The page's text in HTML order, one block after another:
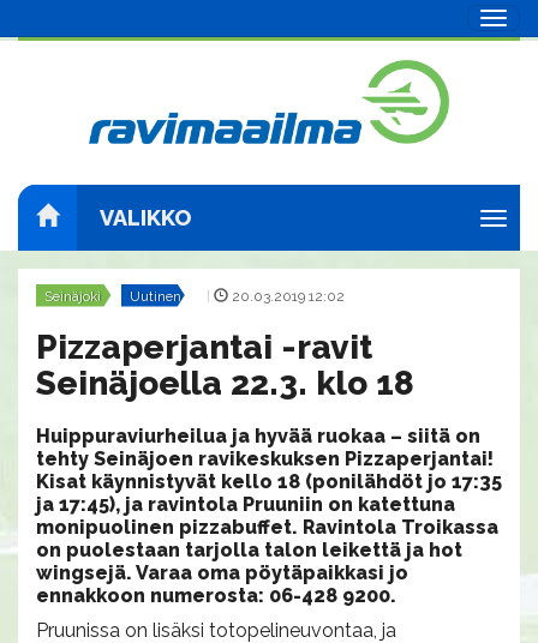
VALIKKO
Seinäjoki Uutinen 20.03.2019 12:02
Pizzaperjantai -ravit
Seinäjoella 22.3. klo 18
Huippuraviurheilua ja hyvää ruokaa – siitä on
tehty Seinäjoen ravikeskuksen Pizzaperjantai!
Kisat käynnistyvät kello 18 (ponilähdöt jo 17:35
ja 17:45), ja ravintola Pruuniin on katettuna
monipuolinen pizzabuffet. Ravintola Troikassa
on puolestaan tarjolla talon leikettä ja hot
wingsejä. Varaa oma pöytäpaikkasi jo
ennakkoon numerosta: 06-428 9200.
Pruunissa on lisäksi totopelineuvontaa, ja